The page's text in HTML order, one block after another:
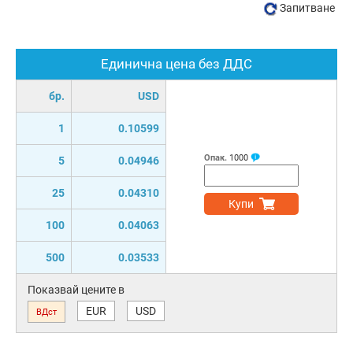
Единична цена без ДДС
бр. USD
1 0.10599
5 0.04946
25 0.04310
100 0.04063
500 0.03533
Опак. 1000
Купи
Показвай цените в
ВДст EUR USD
Запитване